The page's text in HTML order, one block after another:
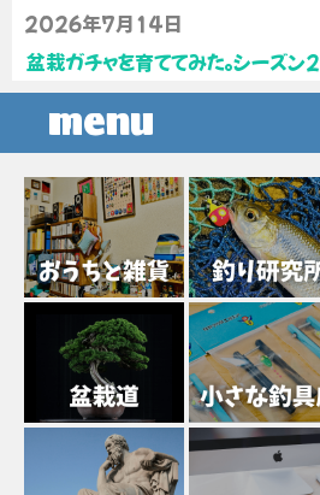
2026年7月14日
盆栽ガチャを育ててみた。シーズン2
menu